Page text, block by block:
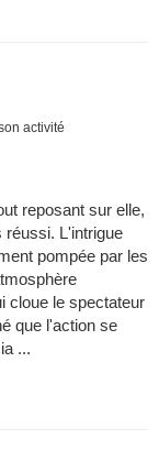
activité
reposant sur elle,
réussi. L'intrigue
pompée par les
cloue le spectateur
que l'action se
...